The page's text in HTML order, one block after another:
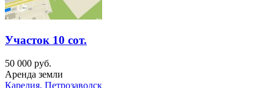
Участок 10 сот.
50 000 руб.
Аренда земли
Карелия, Петрозаводск